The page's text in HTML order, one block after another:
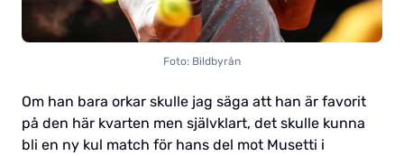
Foto: Bildbyrån
Om han bara orkar skulle jag säga att han är favorit
på den här kvarten men självklart, det skulle kunna
bli en ny kul match för hans del mot Musetti i